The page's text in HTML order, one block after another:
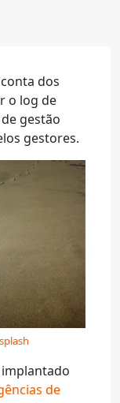
dos
o log de
gestão
gestores.
de